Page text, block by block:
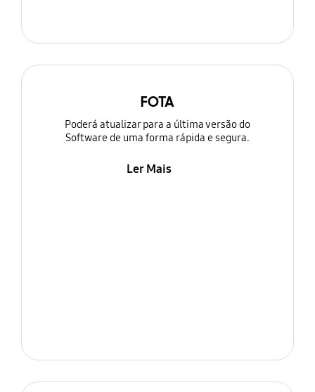
FOTA
Poderá atualizar para a última versão do
Software de uma forma rápida e segura.
Ler Mais